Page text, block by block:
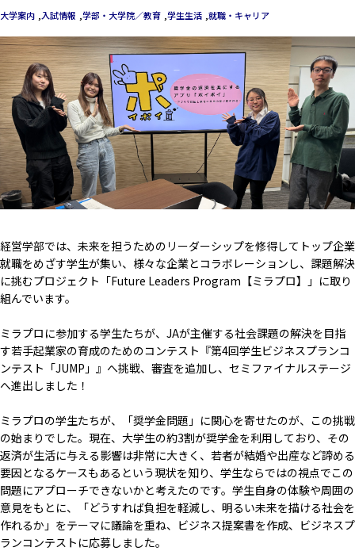
大学案内 入試情報 学部・大学院／教育 学生生活 就職・キャリア
経営学部では、未来を担うためのリーダーシップを修得してトップ企業
就職をめざす学生が集い、様々な企業とコラボレーションし、課題解決
に挑むプロジェクト「Future Leaders Program【ミラプロ】」に取り
組んでいます。
ミラプロに参加する学生たちが、JAが主催する社会課題の解決を目指
す若手起業家の育成のためのコンテスト『第4回学生ビジネスプランコ
ンテスト「JUMP」』へ挑戦、審査を追加し、セミファイナルステージ
へ進出しました！
ミラプロの学生たちが、「奨学金問題」に関心を寄せたのが、この挑戦
の始まりでした。現在、大学生の約3割が奨学金を利用しており、その
返済が生活に与える影響は非常に大きく、若者が結婚や出産など諦める
要因となるケースもあるという現状を知り、学生ならではの視点でこの
問題にアプローチできないかと考えたのです。学生自身の体験や周囲の
意見をもとに、「どうすれば負担を軽減し、明るい未来を描ける社会を
作れるか」をテーマに議論を重ね、ビジネス提案書を作成、ビジネスプ
ランコンテストに応募しました。